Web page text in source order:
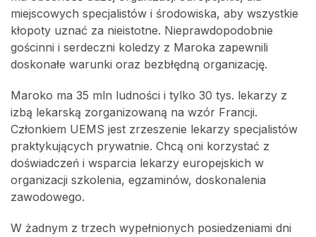
miejscowych specjalistów i środowiska, aby wszystkie
kłopoty uznać za nieistotne. Nieprawdopodobnie
gościnni i serdeczni koledzy z Maroka zapewnili
doskonałe warunki oraz bezbłędną organizację.
Maroko ma 35 mln ludności i tylko 30 tys. lekarzy z
izbą lekarską zorganizowaną na wzór Francji.
Członkiem UEMS jest zrzeszenie lekarzy specjalistów
praktykujących prywatnie. Chcą oni korzystać z
doświadczeń i wsparcia lekarzy europejskich w
organizacji szkolenia, egzaminów, doskonalenia
zawodowego.
W żadnym z trzech wypełnionych posiedzeniami dni